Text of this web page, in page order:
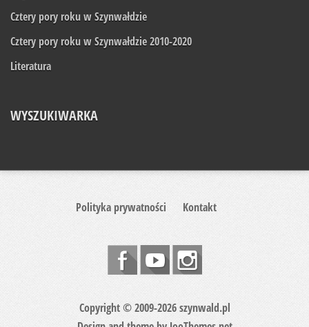
Cztery pory roku w Szynwałdzie
Cztery pory roku w Szynwałdzie 2010-2020
Literatura
WYSZUKIWARKA
Polityka prywatności Kontakt
Copyright © 2009-2026 szynwald.pl